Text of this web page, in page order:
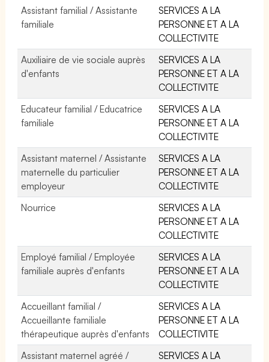
Assistant familial / Assistante
familiale
SERVICES A LA
PERSONNE ET A LA
COLLECTIVITE
Auxiliaire de vie sociale auprès
d'enfants
SERVICES A LA
PERSONNE ET A LA
COLLECTIVITE
Educateur familial / Educatrice
familiale
SERVICES A LA
PERSONNE ET A LA
COLLECTIVITE
Assistant maternel / Assistante
maternelle du particulier
employeur
SERVICES A LA
PERSONNE ET A LA
COLLECTIVITE
Nourrice
SERVICES A LA
PERSONNE ET A LA
COLLECTIVITE
Employé familial / Employée
familiale auprès d'enfants
SERVICES A LA
PERSONNE ET A LA
COLLECTIVITE
Accueillant familial /
Accueillante familiale
thérapeutique auprès d'enfants
SERVICES A LA
PERSONNE ET A LA
COLLECTIVITE
Assistant maternel agréé /
SERVICES A LA